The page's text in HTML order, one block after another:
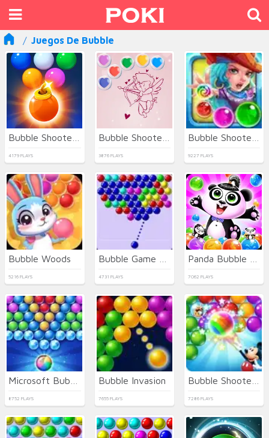
Juegos De Bubble
4179 PLAYS 3876 PLAYS 9227 PLAYS
Bubble Woods
5216 PLAYS 4731 PLAYS 7062 PLAYS
8752 PLAYS
Bubble Invasion
7655 PLAYS 7286 PLAYS